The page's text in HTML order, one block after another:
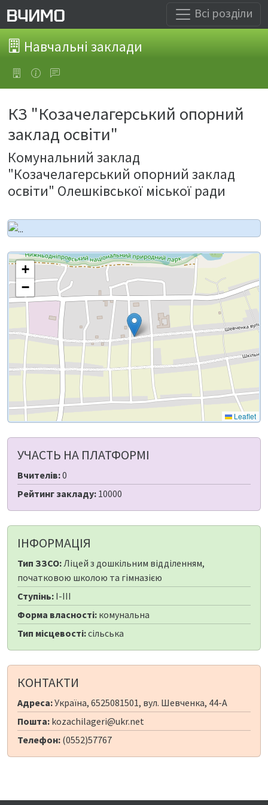
Всі розділи
Навчальні заклади
КЗ "Козачелагерський опорний
заклад освіти"
Комунальний заклад
"Козачелагерський опорний заклад
освіти" Олешківської міської ради
+
−
Leaflet
УЧАСТЬ НА ПЛАТФОРМІ
Вчителів:0
Рейтинг закладу: 10000
ІНФОРМАЦІЯ
Тип ЗЗСО:Ліцей з дошкільним відділенням,
початковою школою та гімназією
Ступінь: I-III
Форма власності: комунальна
Тип місцевості:сільська
КОНТАКТИ
Адреса:Україна, 6525081501, вул. Шевченка, 44-А
Пошта: kozachilageri@ukr.net
Телефон: (0552)57767